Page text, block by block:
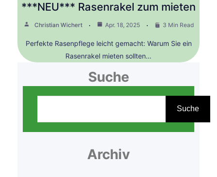
***NEU*** Rasenrakel zum mieten
Christian Wichert Apr. 18, 2025 3 Min Read
Perfekte Rasenpflege leicht gemacht: Warum Sie ein
Rasenrakel mieten sollten…
Suche
Suche
Archiv